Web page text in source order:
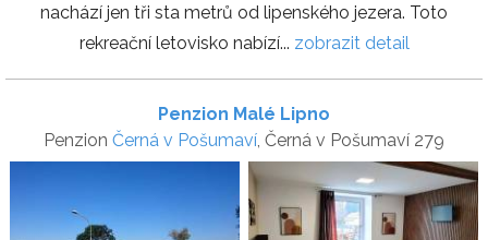
nachází jen tři sta metrů od lipenského jezera. Toto
rekreační letovisko nabízí... zobrazit detail
Penzion Malé Lipno
Penzion Černá v Pošumaví , Černá v Pošumaví 279